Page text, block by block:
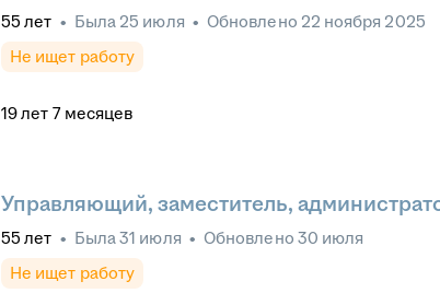
55 лет • Была 25 июля • Обновлено 22 ноября 2025
Не ищет работу
19лет 7 месяцев
Управляющий, заместитель,
55 лет • Была31 июля • Обновлено 30 июля
Не ищет работу